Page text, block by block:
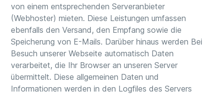
von einem entsprechenden Serveranbieter
(Webhoster) mieten. Diese Leistungen umfassen
ebenfalls den Versand, den Empfang sowie die
Speicherung von E-Mails. Darüber hinaus werden Bei
Besuch unserer Webseite automatisch Daten
verarbeitet, die Ihr Browser an unseren Server
übermittelt. Diese allgemeinen Daten und
Informationen werden in den Logfiles des Servers